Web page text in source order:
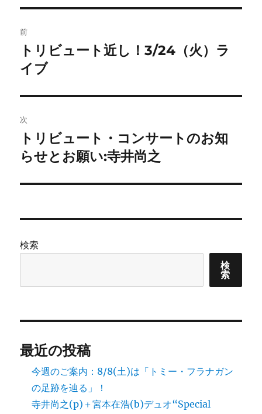
稿
ナ
ビ
ゲ
ー
シ
ン
前
前
の
稿:
トリビュート近し！3/24（火）ラ
イブ
次
次
の
稿:
トリビュート・コンサートのお知
らせとお願い:寺井尚之
検索
検
索
最近の投稿
今週のご案内：8/8(土)は「トミー・フラナガン
の足跡を辿る」！
寺井尚之(p)＋宮本在浩(b)デュオ“Special